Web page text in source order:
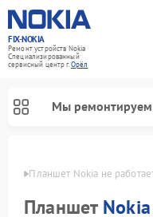
FIX-NOKIA
Ремонт устройств Nokia
Специализированный
cервисный центр г.Орёл
Мы ремонтируем
Планшет Nokia не
Планшет Nokia